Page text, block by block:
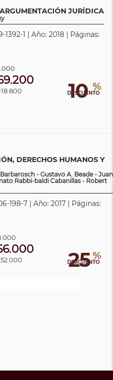
JURÍDICA
1392-1 | Año: 2018 | Páginas:
10 %
DESCUENTO
DERECHOS HUMANOS Y
- Gustavo A. Beade - Juan
Rabbi-baldi Cabanillas - Robert
198-7 | Año: 2017 | Páginas:
25 %
DESCUENTO